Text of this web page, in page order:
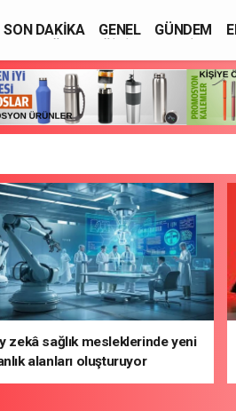
SON DAKİKA GENEL GÜNDEM
zekâ sağlık mesleklerinde yeni
alanları oluşturuyor